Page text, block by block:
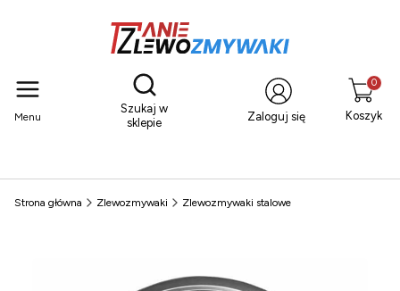
Menu
Otwórz wyszukiwarkę
Szukaj w
sklepie
Zaloguj się Koszyk
Strona główna Zlewozmywaki Zlewozmywaki stalowe